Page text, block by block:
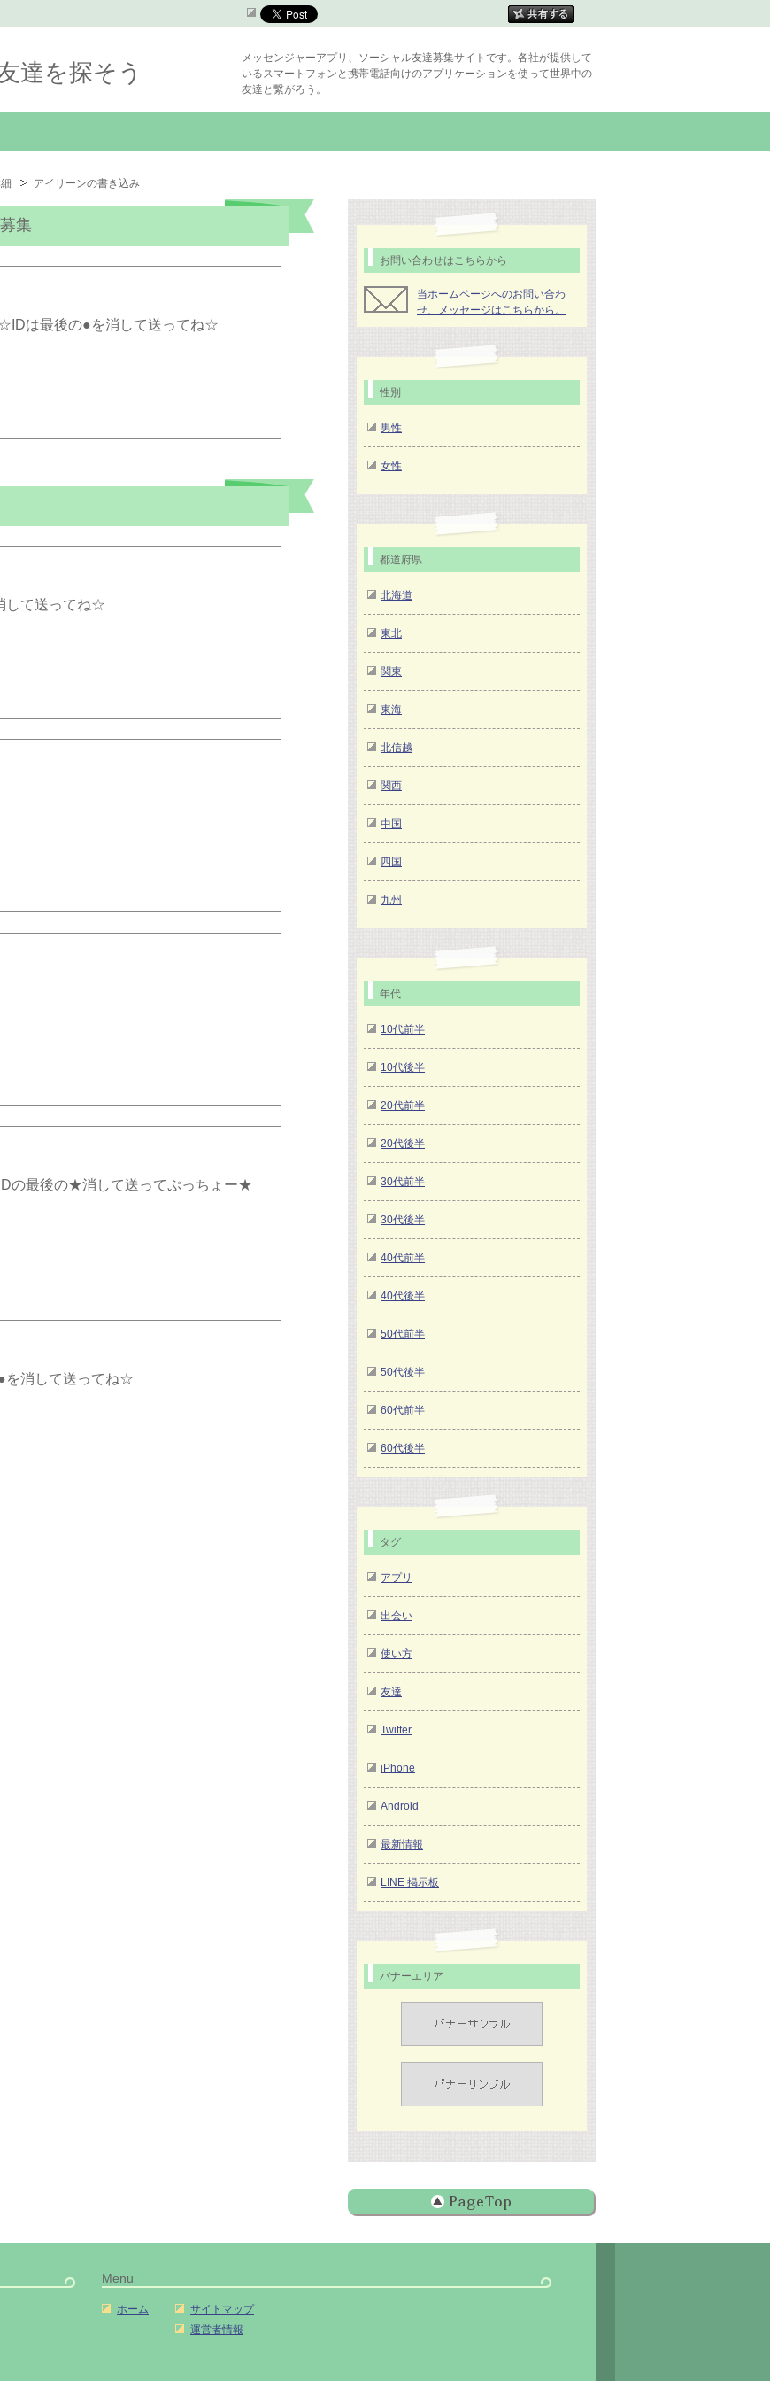
アイリーンの書き込み
集
は最後の●を消して送ってね☆
して送ってね☆
の最後の★消して送ってぷっちょー★
を消して送ってね☆
お問い合わせはこちらから
当ホームページへのお問い合わ
せ、メッセージはこちらから。
性別
男性
女性
都道府県
北海道
東北
関東
東海
北信越
関西
中国
四国
九州
年代
10代前半
10代後半
20代前半
20代後半
30代前半
30代後半
40代前半
40代後半
50代前半
50代後半
60代前半
60代後半
タグ
アプリ
出会い
使い方
友達
Twitter
iPhone
Android
最新情報
LINE 掲示板
バナーエリア
Menu
ホーム
サイトマップ
運営者情報
達を探そう
メッセンジャーアプリ、ソーシャル友達募集サイトです。各社が提供して
いるスマートフォンと携帯電話向けのアプリケーションを使って世界中の
友達と繋がろう。